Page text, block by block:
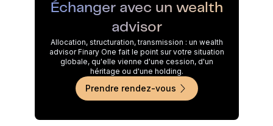
Échanger avec un wealth
advisor
Allocation, structuration, transmission : un wealth
advisor Finary One fait le point sur votre situation
globale, qu'elle vienne d'une cession, d'un
héritage ou d'une holding.
Prendre rendez-vous